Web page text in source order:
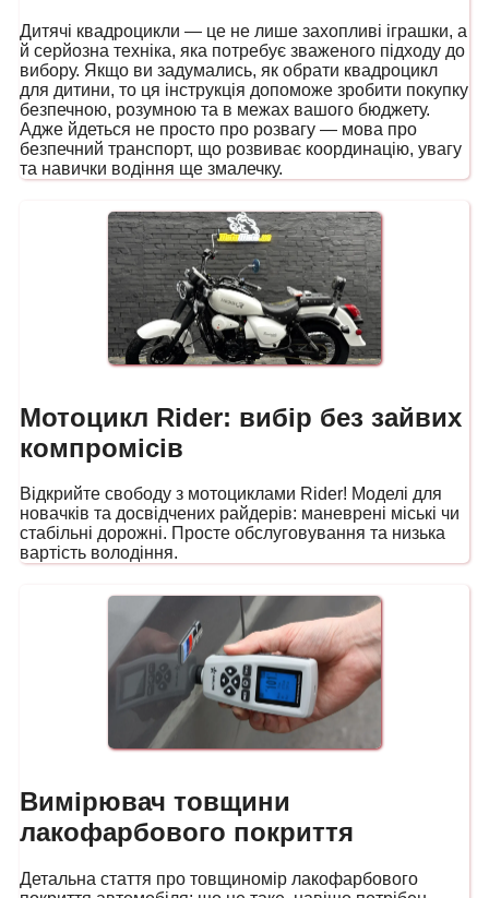
Дитячі квадроцикли — це не лише захопливі іграшки, а
й серйозна техніка, яка потребує зваженого підходу до
вибору. Якщо ви задумались, як обрати квадроцикл
для дитини, то ця інструкція допоможе зробити покупку
безпечною, розумною та в межах вашого бюджету.
Адже йдеться не просто про розвагу — мова про
безпечний транспорт, що розвиває координацію, увагу
та навички водіння ще змалечку.
Мотоцикл Rider: вибір без зайвих
компромісів
Відкрийте свободу з мотоциклами Rider! Моделі для
новачків та досвідчених райдерів: маневрені міські чи
стабільні дорожні. Просте обслуговування та низька
вартість володіння.
Вимірювач товщини
лакофарбового покриття
Детальна стаття про товщиномір лакофарбового